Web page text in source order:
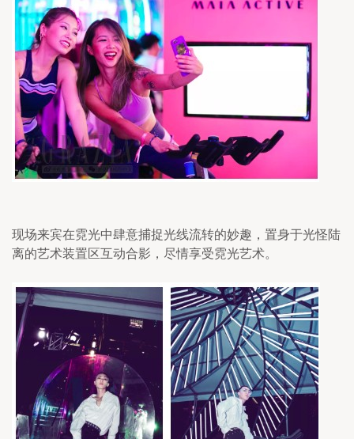
现场来宾在霓光中肆意捕捉光线流转的妙趣，置身于光怪陆
离的艺术装置区互动合影，尽情享受霓光艺术。